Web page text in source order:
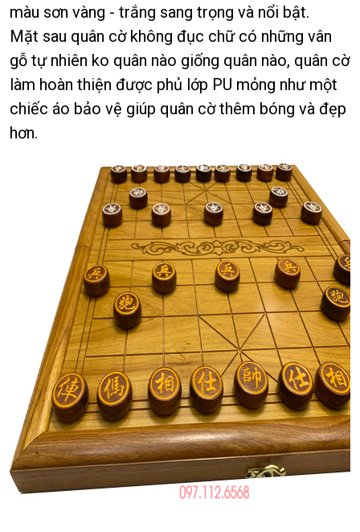
màu sơn vàng - trắng sang trọng và nổi bật.
Mặt sau quân cờ không đục chữ có những vân
gỗ tự nhiên ko quân nào giống quân nào, quân cờ
làm hoàn thiện được phủ lớp PU mỏng như một
chiếc áo bảo vệ giúp quân cờ thêm bóng và đẹp
hơn.